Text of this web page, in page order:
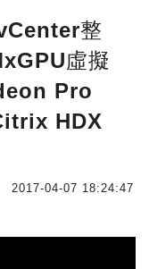
整
虛擬
Pro
HDX
2017-04-07 18:24:47